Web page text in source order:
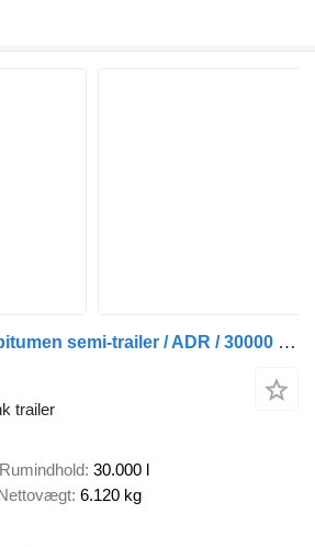
LAG O-3-ST L4BH bitumen semi-trailer / ADR / 30000 l / Several units
trailer
Rumindhold 30.000 l
6.120 kg